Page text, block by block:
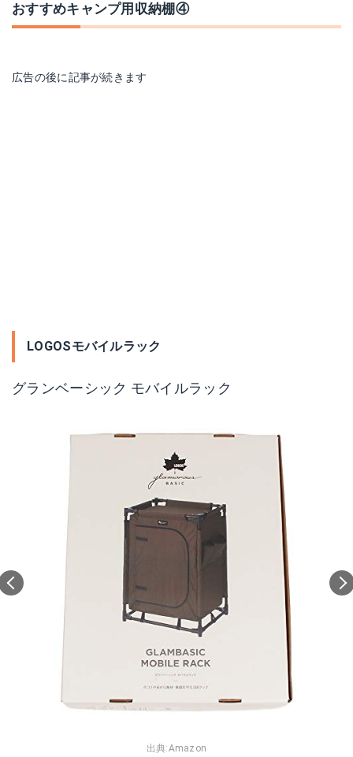
おすすめキャンプ用収納棚④
広告の後に記事が続きます
LOGOSモバイルラック
グランベーシック モバイルラック
出典:Amazon